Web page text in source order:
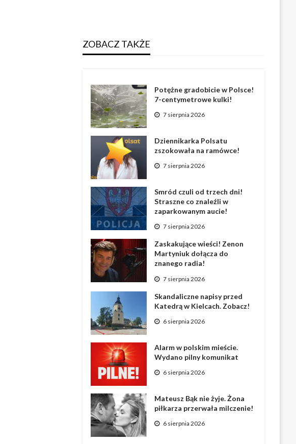
ZOBACZ TAKŻE
Potężne gradobicie w Polsce!
7-centymetrowe kulki!
7 sierpnia 2026
Dziennikarka Polsatu
zszokowała na ramówce!
7 sierpnia 2026
Smród czuli od trzech dni!
Straszne co znaleźli w
zaparkowanym aucie!
7 sierpnia 2026
Zaskakujące wieści! Zenon
Martyniuk dołącza do
znanego radia!
7 sierpnia 2026
Skandaliczne napisy przed
Katedrą w Kielcach. Zobacz!
6 sierpnia 2026
Alarm w polskim mieście.
Wydano pilny komunikat
6 sierpnia 2026
Mateusz Bąk nie żyje. Żona
piłkarza przerwała milczenie!
6 sierpnia 2026